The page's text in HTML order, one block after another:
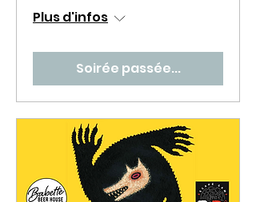
Plus d'infos
Soirée passée...